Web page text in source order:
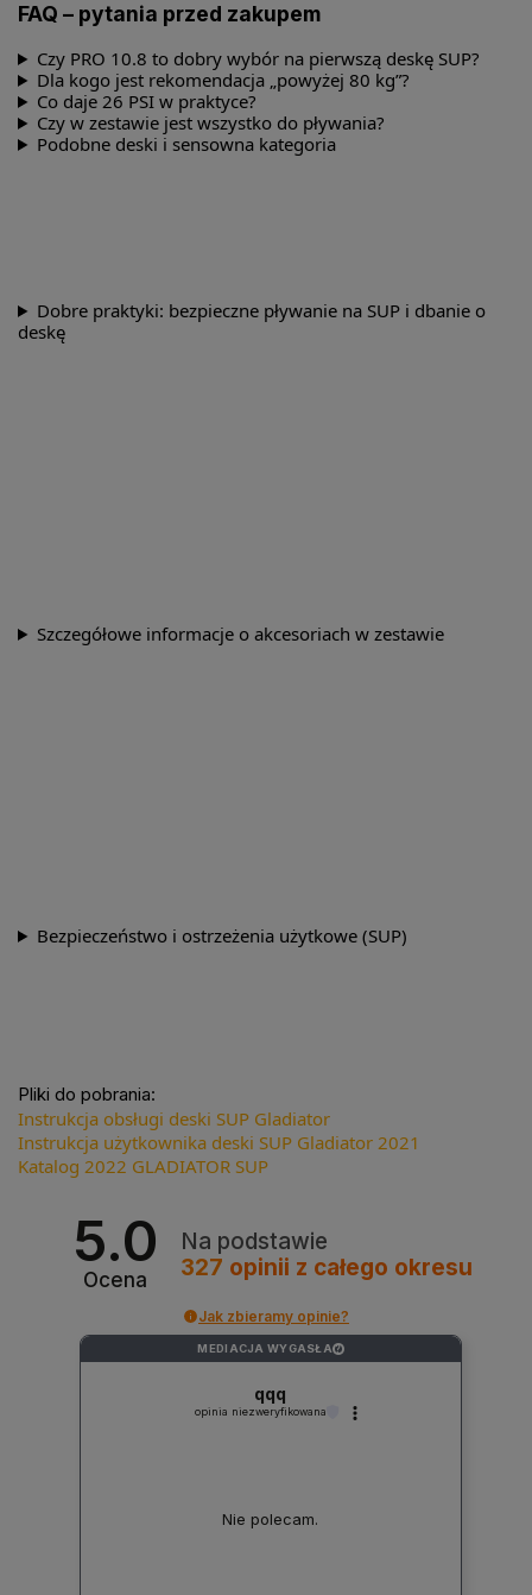
FAQ – pytania przed zakupem
Czy PRO 10.8 to dobry wybór na pierwszą deskę SUP?
Dla kogo jest rekomendacja „powyżej 80 kg”?
Co daje 26 PSI w praktyce?
Czy w zestawie jest wszystko do pływania?
Podobne deski i sensowna kategoria
Dobre praktyki: bezpieczne pływanie na SUP i dbanie o
deskę
Szczegółowe informacje o akcesoriach w zestawie
Bezpieczeństwo i ostrzeżenia użytkowe (SUP)
Pliki do pobrania:
Instrukcja obsługi deski SUP Gladiator
Instrukcja użytkownika deski SUP Gladiator 2021
Katalog 2022 GLADIATOR SUP
5.0
Ocena
Na podstawie
327 opinii z całego okresu
Jak zbieramy opinie?
MEDIACJA WYGASŁA ?
qqq
opinia niezweryfikowana
Nie polecam.